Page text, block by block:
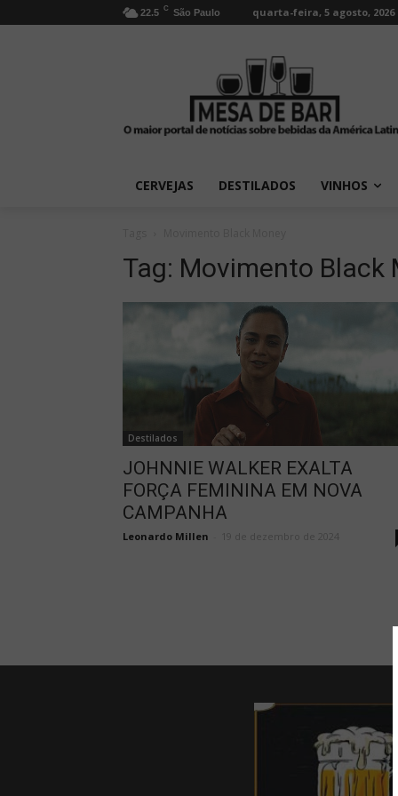
22.5 C São Paulo quarta-feira, 5 agosto, 2026
CERVEJAS DESTILADOS VINHOS
Tag: Movimento Black
Destilados
JOHNNIE WALKER EXALTA
FORÇA FEMININA EM NOVA
CAMPANHA
Leonardo Millen 19 de dezembro de 2024